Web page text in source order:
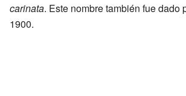
carinata. Este nombre también fue dado
1900.